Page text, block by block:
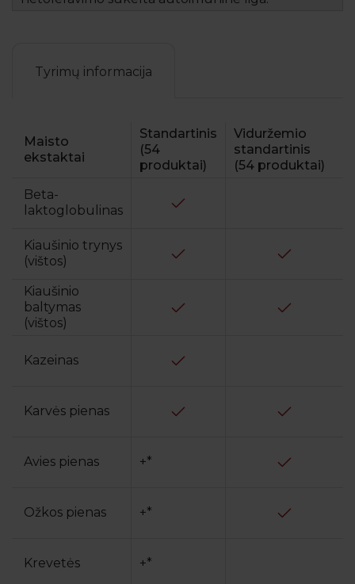
Tyrimų informacija
Maisto
ekstaktai
Standartinis
(54
produktai)
Viduržemio
standartinis
(54 produktai)
Beta-
laktoglobulinas
Kiaušinio trynys
(vištos)
Kiaušinio
baltymas
(vištos)
Kazeinas
Karvės pienas
Avies pienas +*
Ožkos pienas +*
Krevetės +*